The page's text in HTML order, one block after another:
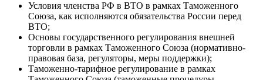
Условия членства РФ в ВТО в рамках Таможенного
Союза, как исполняются обязательства России перед
ВТО;
Основы государственного регулирования внешней
торговли в рамках Таможенного Союза (нормативно-
правовая база, регуляторы, меры поддержки);
Таможенно-тарифное регулирование в рамках